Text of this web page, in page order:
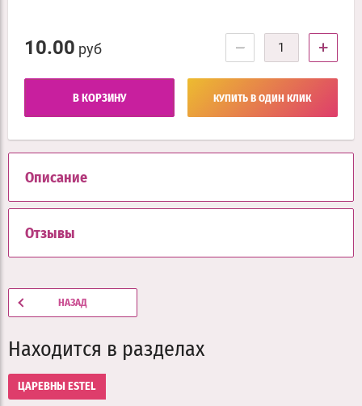
10.00 руб − +
В КОРЗИНУ КУПИТЬ В ОДИН КЛИК
Описание
Отзывы
НАЗАД
Находится в разделах
ЦАРЕВНЫ ESTEL